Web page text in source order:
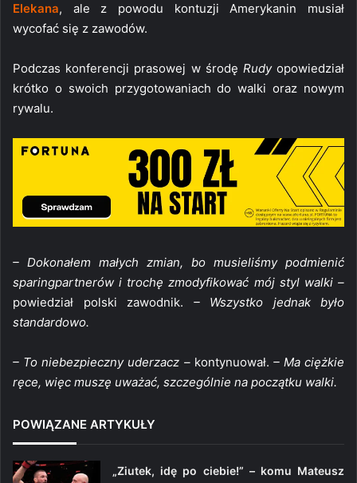
Elekana, ale z powodu kontuzji Amerykanin musiał
wycofać się z zawodów.
Podczas konferencji prasowej w środę Rudyopowiedział
krótko o swoich przygotowaniach do walki oraz nowym
rywalu.
– Dokonałem małych zmian, bo musieliśmy podmienić
sparingpartnerów i trochę zmodyfikować mój styl walki –
powiedział polski zawodnik. – Wszystko jednak było
standardowo.
– To niebezpieczny uderzacz –kontynuował. – Ma ciężkie
ręce, więc muszę uważać, szczególnie na początku walki.
POWIĄZANE ARTYKUŁY
„Ziutek, idę po ciebie!” – komu Mateusz